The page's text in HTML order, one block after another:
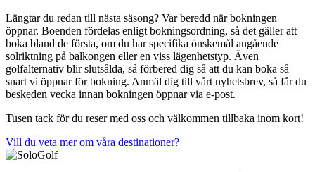
Längtar du redan till nästa säsong? Var beredd när bokningen
öppnar. Boenden fördelas enligt bokningsordning, så det gäller att
boka bland de första, om du har specifika önskemål angående
solriktning på balkongen eller en viss lägenhetstyp. Även
golfalternativ blir slutsålda, så förbered dig så att du kan boka så
snart vi öppnar för bokning. Anmäl dig till vårt nyhetsbrev, så får du
beskeden vecka innan bokningen öppnar via e-post.
Tusen tack för du reser med oss och välkommen tillbaka inom kort!
Vill du veta mer om våra destinationer?